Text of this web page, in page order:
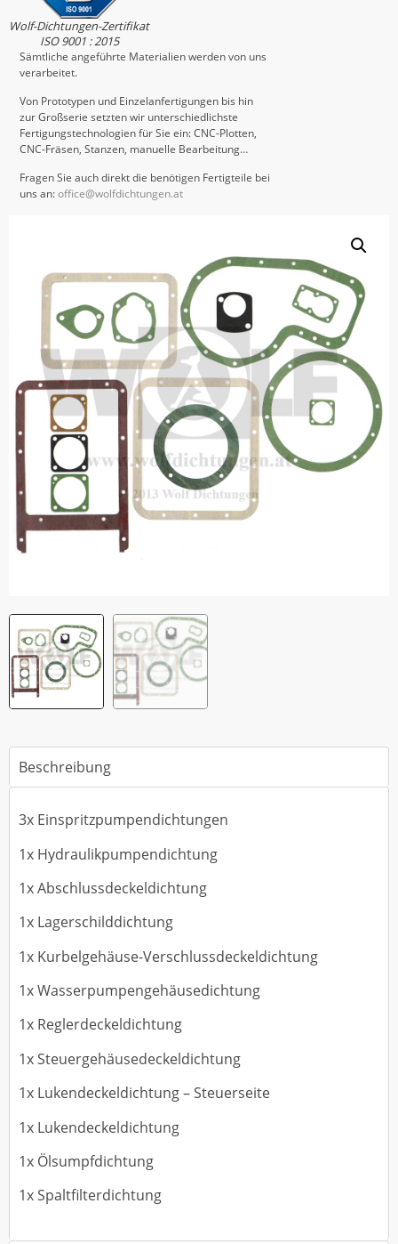
Wolf-Dichtungen-Zertifikat
ISO 9001 : 2015
Sämtliche angeführte Materialien werden von uns
verarbeitet.
Von Prototypen und Einzelanfertigungen bis hin
zur Großserie setzten wir unterschiedlichste
Fertigungstechnologien für Sie ein: CNC-Plotten,
CNC-Fräsen, Stanzen, manuelle Bearbeitung…
Fragen Sie auch direkt die benötigen Fertigteile bei
uns an:office@wolfdichtungen.at
Beschreibung
3x Einspritzpumpendichtungen
1x Hydraulikpumpendichtung
1x Abschlussdeckeldichtung
1x Lagerschilddichtung
1x Kurbelgehäuse-Verschlussdeckeldichtung
1x Wasserpumpengehäusedichtung
1x Reglerdeckeldichtung
1x Steuergehäusedeckeldichtung
1x Lukendeckeldichtung – Steuerseite
1x Lukendeckeldichtung
1x Ölsumpfdichtung
1x Spaltfilterdichtung